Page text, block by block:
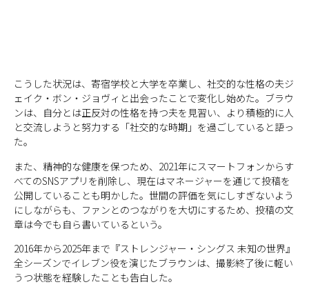
こうした状況は、寄宿学校と大学を卒業し、社交的な性格の夫ジ
ェイク・ボン・ジョヴィと出会ったことで変化し始めた。ブラウ
ンは、自分とは正反対の性格を持つ夫を見習い、より積極的に人
と交流しようと努力する「社交的な時期」を過ごしていると語っ
た。
また、精神的な健康を保つため、2021年にスマートフォンからす
べてのSNSアプリを削除し、現在はマネージャーを通じて投稿を
公開していることも明かした。世間の評価を気にしすぎないよう
にしながらも、ファンとのつながりを大切にするため、投稿の文
章は今でも自ら書いているという。
2016年から2025年まで『ストレンジャー・シングス 未知の世界』
全シーズンでイレブン役を演じたブラウンは、撮影終了後に軽い
うつ状態を経験したことも告白した。